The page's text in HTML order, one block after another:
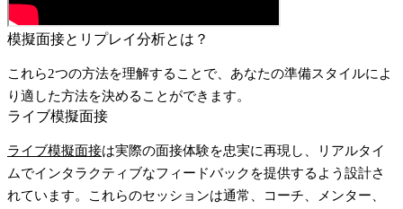
模擬面接とリプレイ分析とは？
これら2つの方法を理解することで、あなたの準備スタイルによ
り適した方法を決めることができます。
ライブ模擬面接
ライブ模擬面接は実際の面接体験を忠実に再現し、リアルタイ
ムでインタラクティブなフィードバックを提供するよう設計さ
れています。これらのセッションは通常、コーチ、メンター、